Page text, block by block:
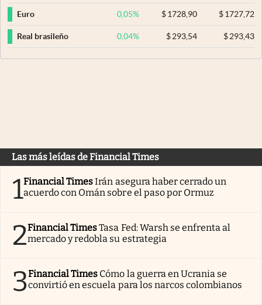
Euro 0,05% $ 1728,90 $1727,72
Real brasileño 0,04% $ 293,54 $293,43
Las más leídas de Financial Times
1Financial TimesIrán asegura haber cerrado un
acuerdo con Omán sobre el paso por Ormuz
2Financial TimesTasa Fed: Warsh se enfrenta al
mercado y redobla su estrategia
3Financial Times Cómo la guerra en Ucrania se
convirtió en escuela para los narcos colombianos